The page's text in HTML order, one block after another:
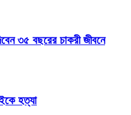
৩৫ বছরের চাকরী জীবনে
হত্যা